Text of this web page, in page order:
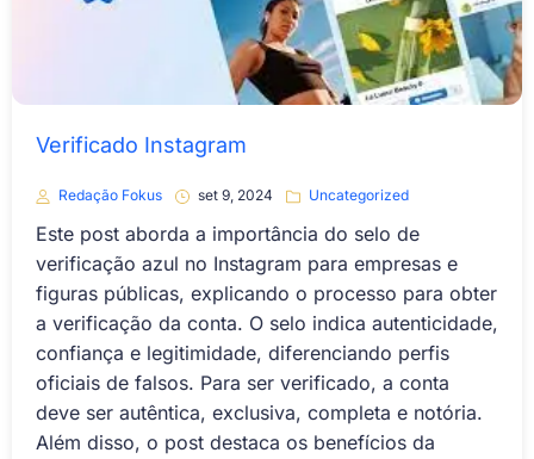
Verificado Instagram
Redação Fokus set 9, 2024 Uncategorized
Este post aborda a importância do selo de
verificação azul no Instagram para empresas e
figuras públicas, explicando o processo para obter
a verificação da conta. O selo indica autenticidade,
confiança e legitimidade, diferenciando perfis
oficiais de falsos. Para ser verificado, a conta
deve ser autêntica, exclusiva, completa e notória.
Além disso, o post destaca os benefícios da